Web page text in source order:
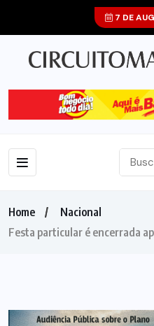
7 DE
Home
Nacional
Festa particular é encerrada